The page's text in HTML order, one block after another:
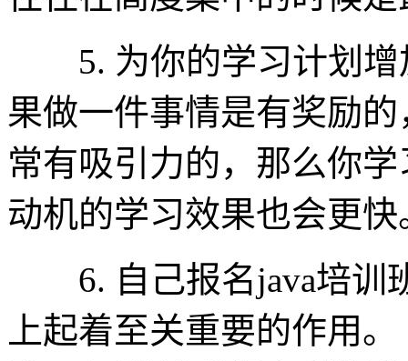
5. 为你的学习计划增
果做一件事情是有奖励
常有吸引力的，那么你
动机的学习效果也会更快
6. 自己报名java培训
上起着至关重要的作用